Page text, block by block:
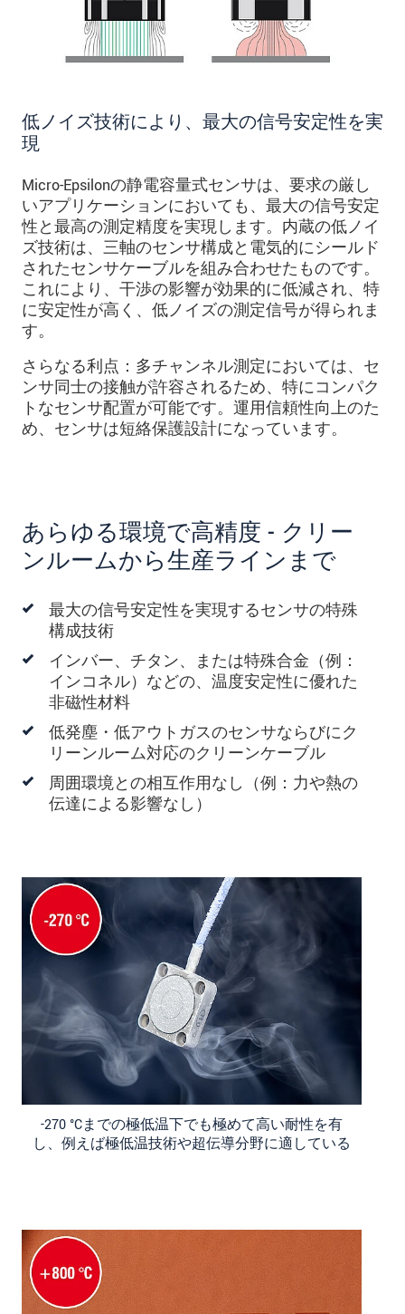
低ノイズ技術により、最大の信号安定性を実
現
Micro-Epsilonの静電容量式センサは、要求の厳し
いアプリケーションにおいても、最大の信号安定
性と最高の測定精度を実現します。内蔵の低ノイ
ズ技術は、三軸のセンサ構成と電気的にシールド
されたセンサケーブルを組み合わせたものです。
これにより、干渉の影響が効果的に低減され、特
に安定性が高く、低ノイズの測定信号が得られま
す。
さらなる利点：多チャンネル測定においては、セ
ンサ同士の接触が許容されるため、特にコンパク
トなセンサ配置が可能です。運用信頼性向上のた
め、センサは短絡保護設計になっています。
あらゆる環境で高精度 - クリー
ンルームから生産ラインまで
最大の信号安定性を実現するセンサの特殊
構成技術
インバー、チタン、または特殊合金（例：
インコネル）などの、温度安定性に優れた
非磁性材料
低発塵・低アウトガスのセンサならびにク
リーンルーム対応のクリーンケーブル
周囲環境との相互作用なし（例：力や熱の
伝達による影響なし）
-270 °Cまでの極低温下でも極めて高い耐性を有
し、例えば極低温技術や超伝導分野に適している